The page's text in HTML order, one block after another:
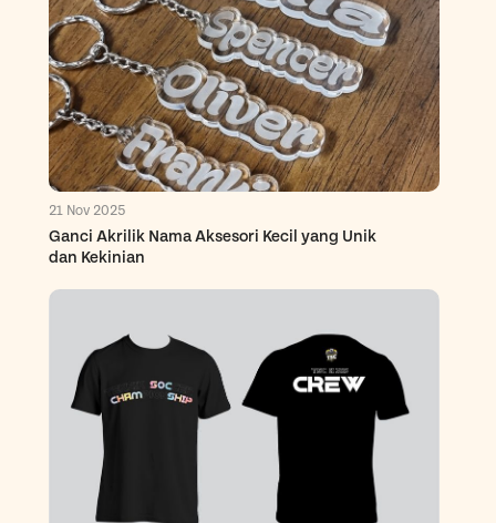
21 Nov 2025
Ganci Akrilik Nama Aksesori Kecil yang Unik
dan Kekinian